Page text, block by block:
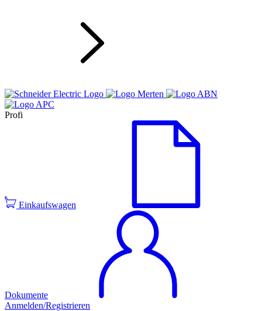
Profi
Einkaufswagen
Dokumente
Anmelden/Registrieren